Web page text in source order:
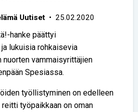
Uutiset • 25.02.2020
hanke päättyi
lukuisia rohkaisevia
vammaisyrittäjien
Spesiassa.
työllistyminen on edelleen
työpaikkaan on oman